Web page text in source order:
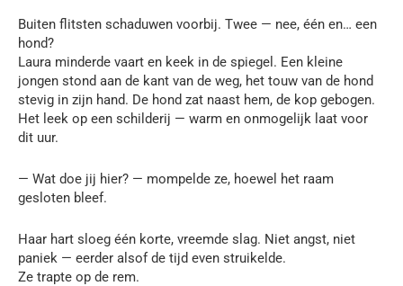
Buiten flitsten schaduwen voorbij. Twee — nee, één en… een
hond?
Laura minderde vaart en keek in de spiegel. Een kleine
jongen stond aan de kant van de weg, het touw van de hond
stevig in zijn hand. De hond zat naast hem, de kop gebogen.
Het leek op een schilderij — warm en onmogelijk laat voor
dit uur.
— Wat doe jij hier? — mompelde ze, hoewel het raam
gesloten bleef.
Haar hart sloeg één korte, vreemde slag. Niet angst, niet
paniek — eerder alsof de tijd even struikelde.
Ze trapte op de rem.